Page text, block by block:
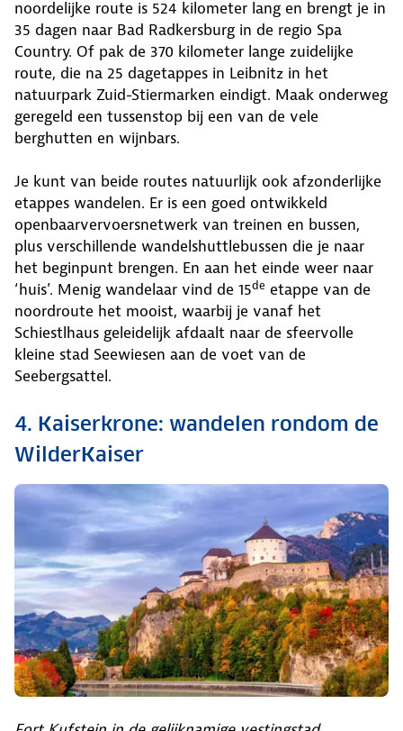
noordelijke route is 524 kilometer lang en brengt je in
35 dagen naar Bad Radkersburg in de regio Spa
Country. Of pak de 370 kilometer lange zuidelijke
route, die na 25 dagetappes in Leibnitz in het
natuurpark Zuid-Stiermarken eindigt. Maak onderweg
geregeld een tussenstop bij een van de vele
berghutten en wijnbars.
Je kunt van beide routes natuurlijk ook afzonderlijke
etappes wandelen. Er is een goed ontwikkeld
openbaarvervoersnetwerk van treinen en bussen,
plus verschillende wandelshuttlebussen die je naar
het beginpunt brengen. En aan het einde weer naar
‘huis’. Menig wandelaar vind de 15de etappe van de
noordroute het mooist, waarbij je vanaf het
Schiestlhaus geleidelijk afdaalt naar de sfeervolle
kleine stad Seewiesen aan de voet van de
Seebergsattel.
4. Kaiserkrone: wandelen rondom de
WilderKaiser